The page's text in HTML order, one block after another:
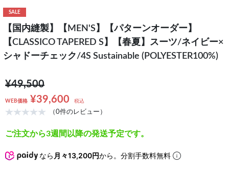
SALE
【国内縫製】【MEN'S】【パターンオーダー】
【CLASSICO TAPERED S】【春夏】スーツ/ネイビー×
シャドーチェック/4S Sustainable (POLYESTER100%)
¥49,500
WEB価格 ¥39,600 税込
（0件のレビュー）
ご注文から3週間以降の発送予定です。
なら 月々13,200円から。分割手数料無料